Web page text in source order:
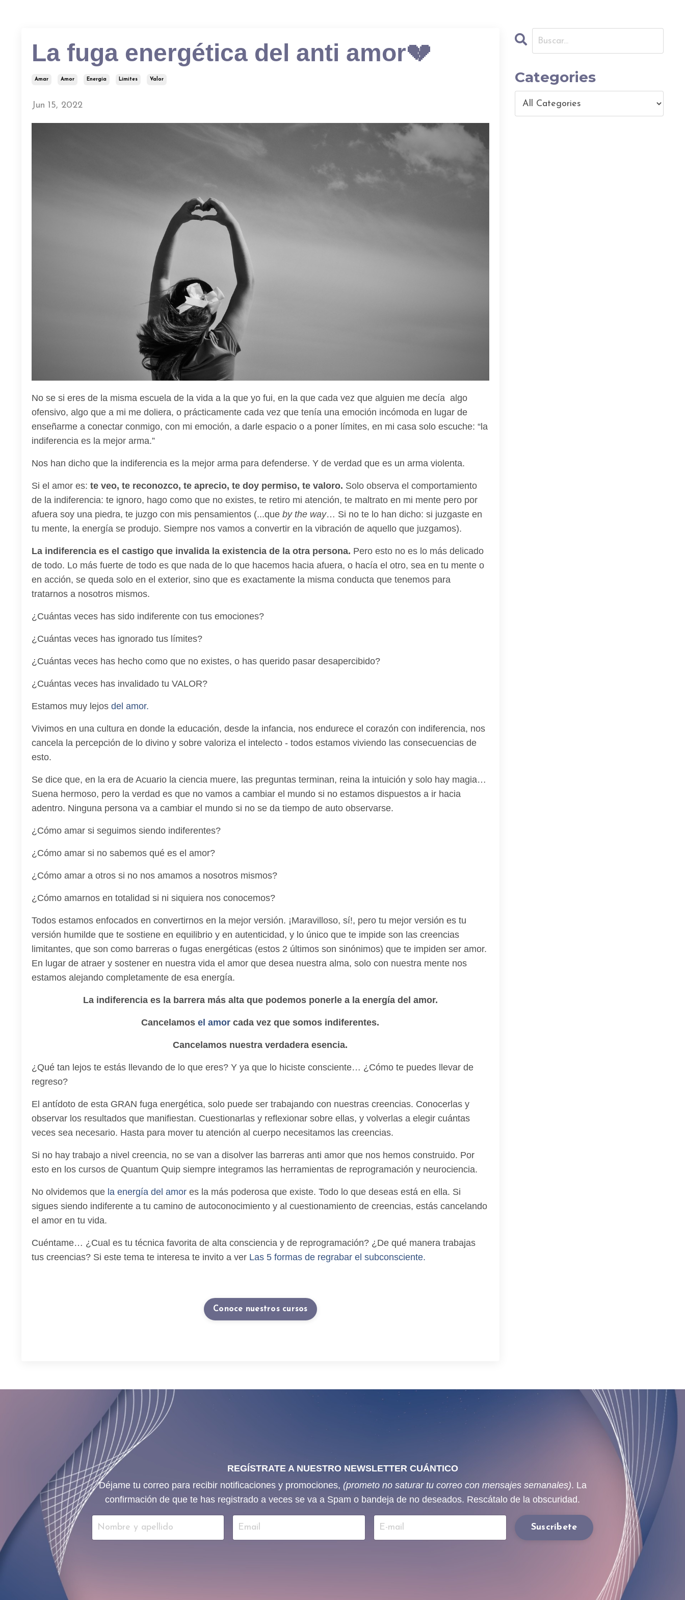
La fuga energética del anti amor💔
Amar Amor Energía Límites Valor
Jun 15, 2022
No se si eres de la misma escuela de la vida a la que yo fui, en la que cada vez que alguien me decía algo
ofensivo, algo que a mi me doliera, o prácticamente cada vez que tenía una emoción incómoda en lugar de
enseñarme a conectar conmigo, con mi emoción, a darle espacio o a poner límites, en mi casa solo escuche: “la
indiferencia es la mejor arma.”
Nos han dicho que la indiferencia es la mejor arma para defenderse. Y de verdad que es un arma violenta.
Si el amor es: te veo, te reconozco, te aprecio, te doy permiso, te valoro. Solo observa el comportamiento
de la indiferencia: te ignoro, hago como que no existes, te retiro mi atención, te maltrato en mi mente pero por
afuera soy una piedra, te juzgo con mis pensamientos (...que by the way… Si no te lo han dicho: si juzgaste en
tu mente, la energía se produjo. Siempre nos vamos a convertir en la vibración de aquello que juzgamos).
La indiferencia es el castigo que invalida la existencia de la otra persona. Pero esto no es lo más delicado
de todo. Lo más fuerte de todo es que nada de lo que hacemos hacia afuera, o hacía el otro, sea en tu mente o
en acción, se queda solo en el exterior, sino que es exactamente la misma conducta que tenemos para
tratarnos a nosotros mismos.
¿Cuántas veces has sido indiferente con tus emociones?
¿Cuántas veces has ignorado tus límites?
¿Cuántas veces has hecho como que no existes, o has querido pasar desapercibido?
¿Cuántas veces has invalidado tu VALOR?
Estamos muy lejos del amor.
Vivimos en una cultura en donde la educación, desde la infancia, nos endurece el corazón con indiferencia, nos
cancela la percepción de lo divino y sobre valoriza el intelecto - todos estamos viviendo las consecuencias de
esto.
Se dice que, en la era de Acuario la ciencia muere, las preguntas terminan, reina la intuición y solo hay magia…
Suena hermoso, pero la verdad es que no vamos a cambiar el mundo si no estamos dispuestos a ir hacia
adentro. Ninguna persona va a cambiar el mundo si no se da tiempo de auto observarse.
¿Cómo amar si seguimos siendo indiferentes?
¿Cómo amar si no sabemos qué es el amor?
¿Cómo amar a otros si no nos amamos a nosotros mismos?
¿Cómo amarnos en totalidad si ni siquiera nos conocemos?
Todos estamos enfocados en convertirnos en la mejor versión. ¡Maravilloso, sí!, pero tu mejor versión es tu
versión humilde que te sostiene en equilibrio y en autenticidad, y lo único que te impide son las creencias
limitantes, que son como barreras o fugas energéticas (estos 2 últimos son sinónimos) que te impiden ser amor.
En lugar de atraer y sostener en nuestra vida el amor que desea nuestra alma, solo con nuestra mente nos
estamos alejando completamente de esa energía.
La indiferencia es la barrera más alta que podemos ponerle a la energía del amor.
Cancelamosel amorcada vez quesomos indiferentes.
Cancelamos nuestra verdadera esencia.
¿Qué tan lejos te estás llevando de lo que eres? Y ya que lo hiciste consciente… ¿Cómo te puedes llevar de
regreso?
El antídoto de esta GRAN fuga energética, solo puede ser trabajando con nuestras creencias. Conocerlas y
observar los resultados que manifiestan. Cuestionarlas y reflexionar sobre ellas, y volverlas a elegir cuántas
veces sea necesario. Hasta para mover tu atención al cuerpo necesitamos las creencias.
Si no hay trabajo a nivel creencia, no se van a disolver las barreras anti amor que nos hemos construido. Por
esto en los cursos de Quantum Quip siempre integramos las herramientas de reprogramación y neurociencia.
No olvidemos que la energía del amor es la más poderosa que existe. Todo lo que deseas está en ella. Si
sigues siendo indiferente a tu camino de autoconocimiento y al cuestionamiento de creencias, estás cancelando
el amor en tu vida.
Cuéntame… ¿Cual es tu técnica favorita de alta consciencia y de reprogramación? ¿De qué manera trabajas
tus creencias? Si este tema te interesa te invito a ver Las 5 formas de regrabar el subconsciente.
Conoce nuestros cursos
Categories
REGÍSTRATE A NUESTRO NEWSLETTER CUÁNTICO
Déjame tu correo para recibir notificaciones y promociones, (prometo no saturar tu correo con mensajes semanales). La
confirmación de que te has registrado a veces se va a Spam o bandeja de no deseados. Rescátalo de la obscuridad.
Suscríbete